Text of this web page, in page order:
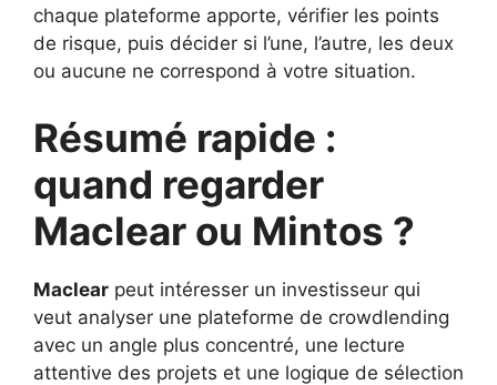
chaque plateforme apporte, vérifier les points
de risque, puis décider si l’une, l’autre, les deux
ou aucune ne correspond à votre situation.
Résumé rapide :
quand regarder
Maclear ou Mintos ?
Maclear peut intéresser un investisseur qui
veut analyser une plateforme de crowdlending
avec un angle plus concentré, une lecture
attentive des projets et une logique de sélection